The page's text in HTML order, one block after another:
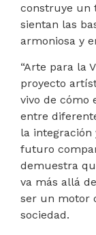
construye un
sientan las
armoniosa y
“Arte para la
proyecto
vivo de cómo
entre
la
futuro
demuestra
va más allá
ser un motor
sociedad.